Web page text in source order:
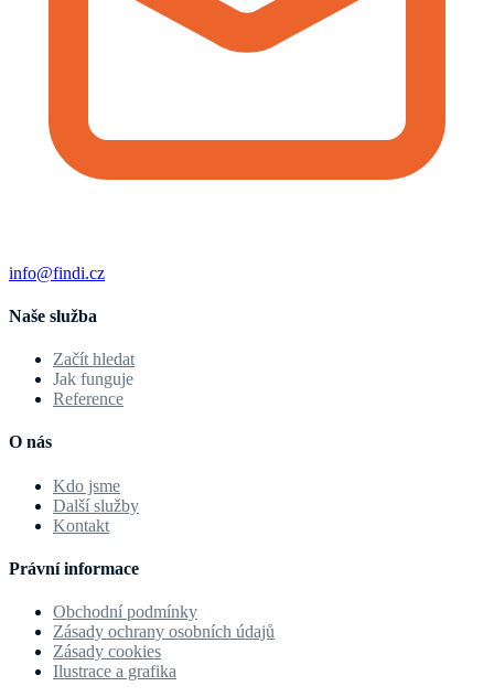
info@findi.cz
Naše služba
Začít hledat
Jak funguje
Reference
O nás
Kdo jsme
Další služby
Kontakt
Právní informace
Obchodní podmínky
Zásady ochrany osobních údajů
Zásady cookies
Ilustrace a grafika